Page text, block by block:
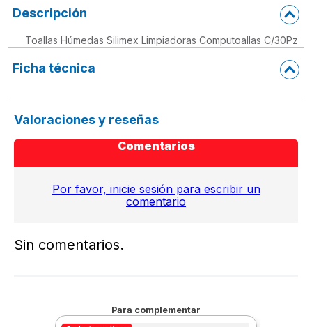
Descripción
Toallas Húmedas Silimex Limpiadoras Computoallas C/30Pz
Ficha técnica
Valoraciones y reseñas
Comentarios
Por favor, inicie sesión para escribir un
comentario
Sin comentarios.
Para complementar